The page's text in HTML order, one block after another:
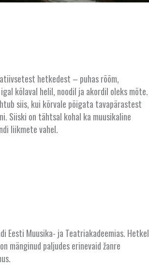
hetkedest – puhas rõõm,
kõlaval helil, noodil ja akordil oleks mõte.
siis, kui kõrvale põigata tavapärastest
Siiski on tähtsal kohal ka muusikaline
liikmete vahel.
Eesti Muusika- ja Teatriakadeemias. Hetkel
mänginud paljudes erinevaid žanre